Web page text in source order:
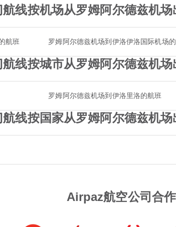
线按机场从罗姆阿尔德兹机场
航班 罗姆阿尔德兹机场到伊洛伊洛国际机场
线按城市从罗姆阿尔德兹机场
罗姆阿尔德兹机场到伊洛里洛的航班
线按国家从罗姆阿尔德兹机场
Airpaz航空公司合